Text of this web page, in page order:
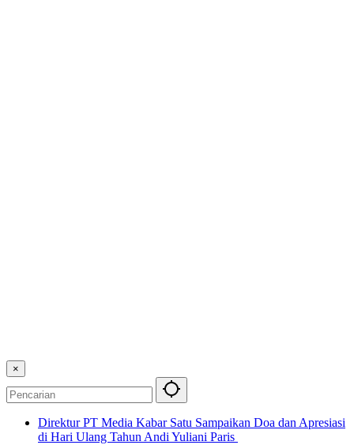
×
Direktur PT Media Kabar Satu Sampaikan Doa dan Apresiasi
di Hari Ulang Tahun Andi Yuliani Paris